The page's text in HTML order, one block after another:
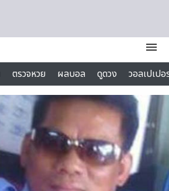
menu
ตรวจหวย ผลบอล ดูดวง
วอลเปเป